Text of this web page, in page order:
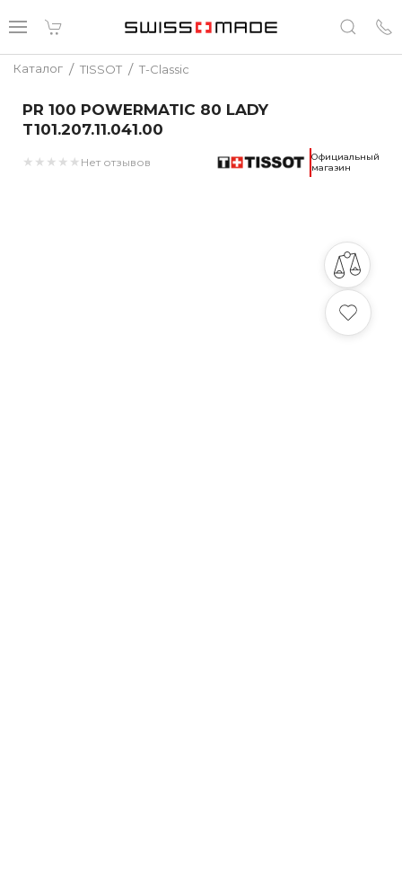
Каталог / TISSOT / T-Classic
PR 100 POWERMATIC 80 LADY
T101.207.11.041.00
★ ★ ★ ★ ★ Нет отзывов
Официальный
магазин